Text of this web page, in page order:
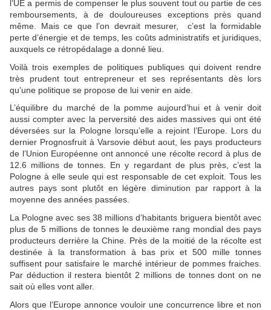
l’UE a permis de compenser le plus souvent tout ou partie de ces
remboursements, à de douloureuses exceptions près quand
même. Mais ce que l’on devrait mesurer, c’est la formidable
perte d’énergie et de temps, les coûts administratifs et juridiques,
auxquels ce rétropédalage a donné lieu.
Voilà trois exemples de politiques publiques qui doivent rendre
très prudent tout entrepreneur et ses représentants dès lors
qu’une politique se propose de lui venir en aide.
L’équilibre du marché de la pomme aujourd’hui et à venir doit
aussi compter avec la perversité des aides massives qui ont été
déversées sur la Pologne lorsqu’elle a rejoint l’Europe. Lors du
dernier Prognosfruit à Varsovie début aout, les pays producteurs
de l’Union Européenne ont annoncé une récolte record à plus de
12.6 millions de tonnes. En y regardant de plus près, c’est la
Pologne à elle seule qui est responsable de cet exploit. Tous les
autres pays sont plutôt en légère diminution par rapport à la
moyenne des années passées.
La Pologne avec ses 38 millions d’habitants briguera bientôt avec
plus de 5 millions de tonnes le deuxième rang mondial des pays
producteurs derrière la Chine. Près de la moitié de la récolte est
destinée à la transformation à bas prix et 500 mille tonnes
suffisent pour satisfaire le marché intérieur de pommes fraiches.
Par déduction il restera bientôt 2 millions de tonnes dont on ne
sait où elles vont aller.
Alors que l’Europe annonce vouloir une concurrence libre et non